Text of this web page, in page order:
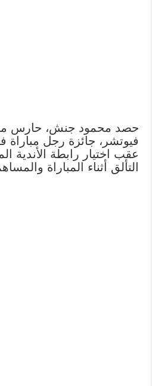
حصد محمود جنش، حارس
فيوتشر، جائزة رجل مباراة
عقب اختيار رابطة الأندية
التألق أثناء المباراة